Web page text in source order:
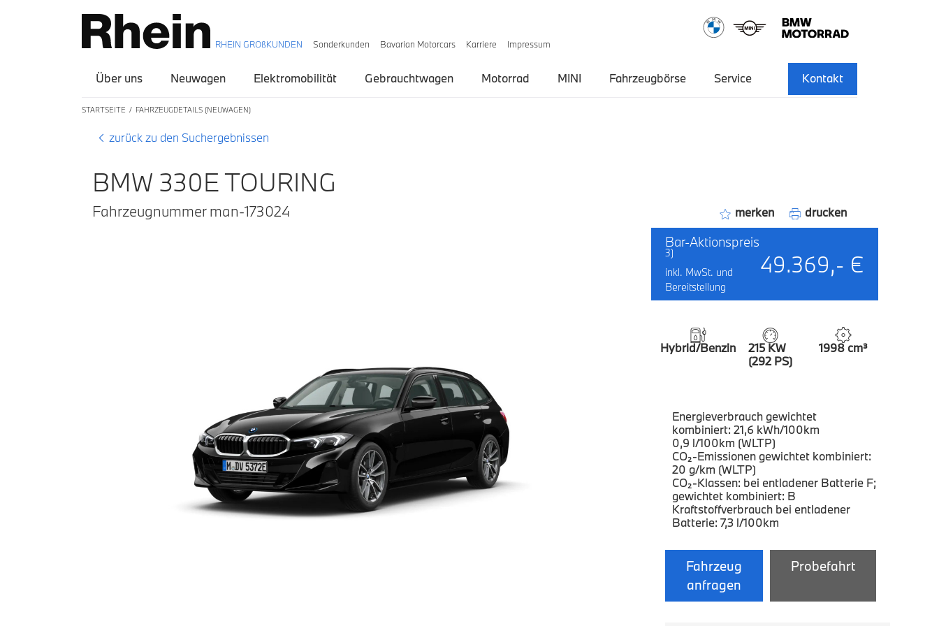
RHEIN GROßKUNDEN Sonderkunden Bavarian Motorcars Karriere Impressum
Über uns Neuwagen Elektromobilität Gebrauchtwagen Motorrad MINI Fahrzeugbörse Service Kontakt
STARTSEITE FAHRZEUGDETAILS (NEUWAGEN)
zurück zu den Suchergebnissen
BMW 330E TOURING
Fahrzeugnummer man-173024 merken drucken
Bar-Aktionspreis
3)
inkl. MwSt. und
Bereitstellung
49.369,- €
Hybrid/Benzin
215 KW
(292 PS)
1998 cm³
Energieverbrauch gewichtet
kombiniert: 21,6 kWh/100km
0,9 l/100km (WLTP)
CO₂-Emissionen gewichtet kombiniert:
20 g/km (WLTP)
CO₂-Klassen: bei entladener Batterie F;
gewichtet kombiniert: B
Kraftstoffverbrauch bei entladener
Batterie: 7,3 l/100km
Fahrzeug
anfragen
Probefahrt